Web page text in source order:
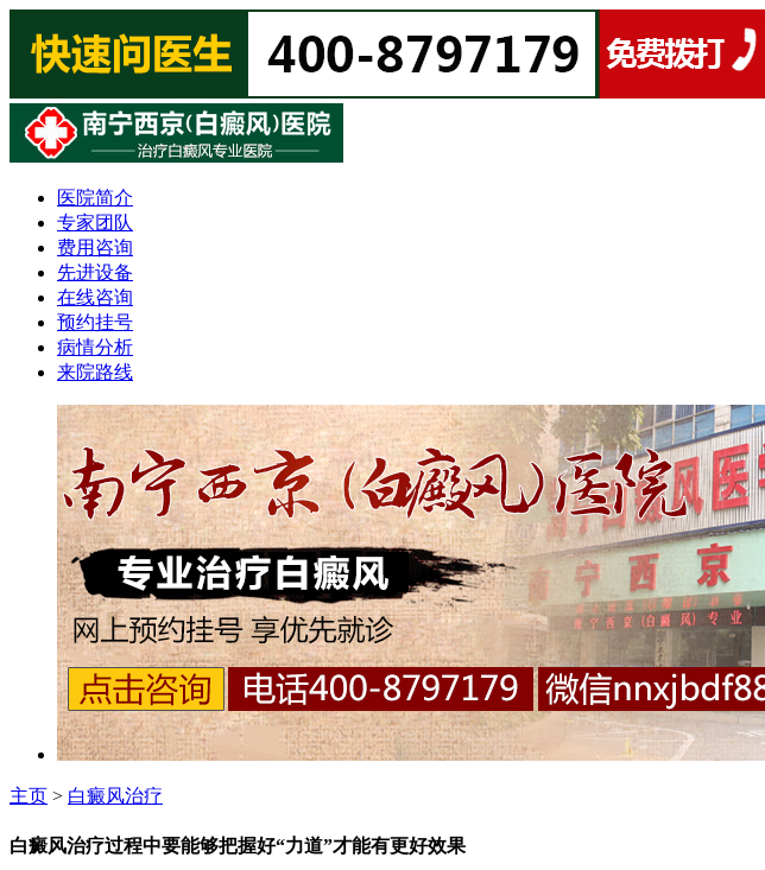
医院简介
专家团队
费用咨询
先进设备
在线咨询
预约挂号
病情分析
来院路线
主页 > 白癜风治疗
白癜风治疗过程中要能够把握好“力道”才能有更好效果